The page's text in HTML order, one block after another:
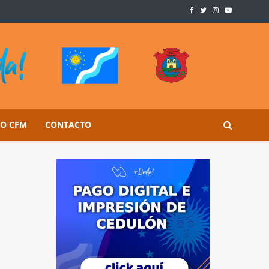
CFM CONTACTO